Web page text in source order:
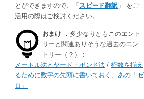
とができますので、「 スピード翻訳 」 をご
活用の際はご検討ください。
おまけ ：多少なりともこのエント
リーと関連ありそうな過去のエン
トリー（？） :
メートル法とヤード・ポンド法 / 桁数を揃え
るために数字の先頭に書いておく、あの「ゼ
ロ」